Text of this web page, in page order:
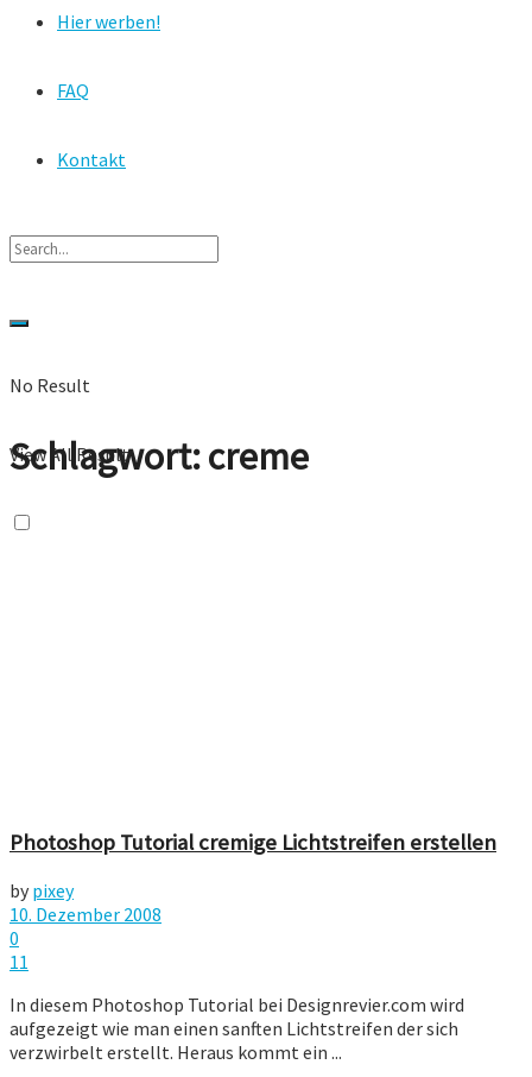
Hier werben!
FAQ
Kontakt
No Result
View All Result
Schlagwort:creme
Photoshop Tutorial cremige Lichtstreifen erstellen
by pixey
10. Dezember 2008
0
11
In diesem Photoshop Tutorial bei Designrevier.com wird
aufgezeigt wie man einen sanften Lichtstreifen der sich
verzwirbelt erstellt. Heraus kommt ein ...